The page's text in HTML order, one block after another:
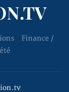
Finance /